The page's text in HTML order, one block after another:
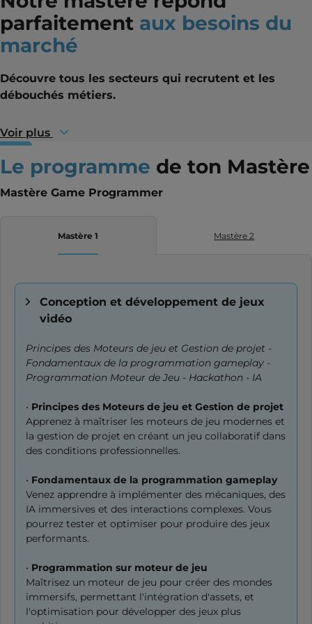
parfaitement aux besoins du
marché
Découvre tous les secteurs qui recrutent et les
débouchés métiers.
Voir plus
Le programme de ton Mastère
Mastère Game Programmer
Mastère 1 Mastère 2
Conception et développement de jeux
vidéo
Principes des Moteurs de jeu et Gestion de projet -
Fondamentaux de la programmation gameplay -
Programmation Moteur de Jeu - Hackathon - IA
• Principes des Moteurs de jeu et Gestion de projet
Apprenez à maîtriser les moteurs de jeu modernes et
la gestion de projet en créant un jeu collaboratif dans
des conditions professionnelles.
• Fondamentaux de la programmation gameplay
Venez apprendre à implémenter des mécaniques, des
IA immersives et des interactions complexes. Vous
pourrez tester et optimiser pour produire des jeux
performants.
• Programmation sur moteur de jeu
Maîtrisez un moteur de jeu pour créer des mondes
immersifs, permettant l'intégration d'assets, et
l'optimisation pour développer des jeux plus